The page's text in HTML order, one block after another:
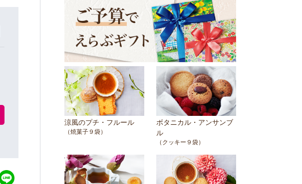
涼風のプチ・フルール
（焼菓子９袋）
ボタニカル・アンサンブ
ル
（クッキー９袋）